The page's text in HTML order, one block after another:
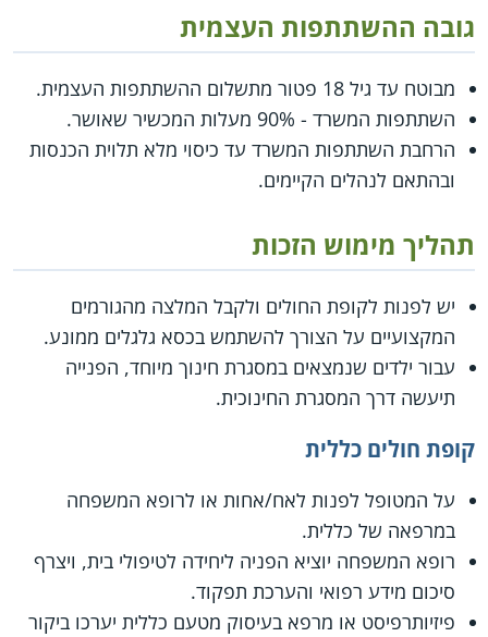
גובה ההשתתפות העצמית
מבוטח עד גיל 18 פטור מתשלום ההשתתפות העצמית.
השתתפות המשרד - 90% מעלות המכשיר שאושר.
הרחבת השתתפות המשרד עד כיסוי מלא תלוית הכנסות
ובהתאם לנהלים הקיימים.
תהליך מימוש הזכות
יש לפנות לקופת החולים ולקבל המלצה מהגורמים
המקצועיים על הצורך להשתמש בכסא גלגלים ממונע.
עבור ילדים שנמצאים במסגרת חינוך מיוחד, הפנייה
תיעשה דרך המסגרת החינוכית.
קופת חולים כללית
על המטופל לפנות לאח/אחות או לרופא המשפחה
במרפאה של כללית.
רופא המשפחה יוציא הפניה ליחידה לטיפולי בית, ויצרף
סיכום מידע רפואי והערכת תפקוד.
פיזיותרפיסט או מרפא בעיסוק מטעם כללית יערכו ביקור